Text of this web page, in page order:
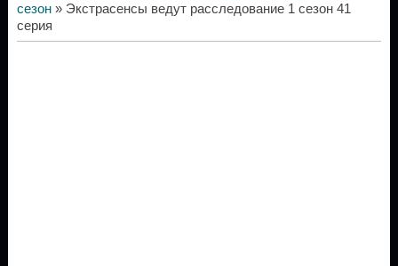
сезон» Экстрасенсы ведут расследование 1 сезон 41
серия